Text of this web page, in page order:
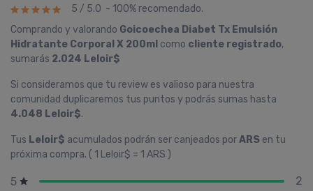
5 / 5.0 - 100% recomendado.
Comprando y valorando Goicoechea Diabet Tx Emulsión
Hidratante Corporal X 200ml como cliente registrado,
sumarás 2.024 Leloir$
Si consideramos que tu review es valioso para nuestra
comunidad duplicaremos tus puntos y podrás sumas hasta
4.048 Leloir$.
Tus Leloir$ acumulados podrán ser canjeados porARS en tu
próxima compra. ( 1 Leloir$ = 1 ARS )
5
2